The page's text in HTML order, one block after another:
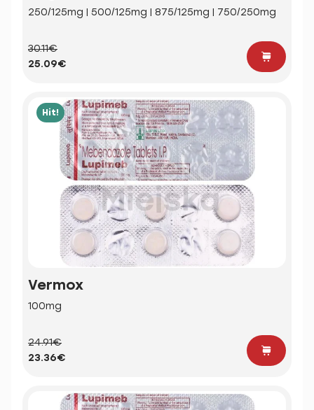
250/125mg | 500/125mg | 875/125mg | 750/250mg
30.11€
25.09€
Hit!
Vermox
100mg
24.91€
23.36€